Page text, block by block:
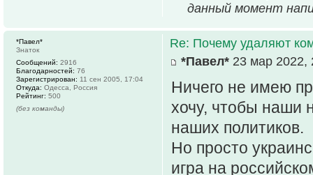
данный момент
Re: Почему удаляют
*Павел* 23 мар 2022,
Ничего не имею
хочу, чтобы наши
наших политиков.
Но просто
игра на
*Павел*
Знаток
Сообщений: 2916
Благодарностей: 76
Зарегистрирован: 11 сен 2005, 17:04
Откуда: Одесса, Россия
Рейтинг: 500
(без команды)